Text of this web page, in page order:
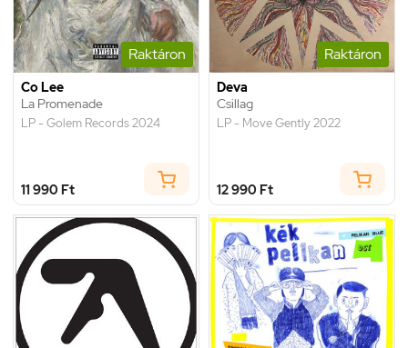
Raktáron
Co Lee
La Promenade
LP - Golem Records 2024
11 990 Ft
Raktáron
Deva
Csillag
LP - Move Gently 2022
12 990 Ft